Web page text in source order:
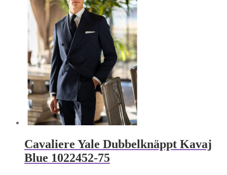
produktsidan
De
olika
alternativen
kan
väljas
på
produktsidan
Cavaliere Yale Dubbelknäppt Kavaj
Blue 1022452-75